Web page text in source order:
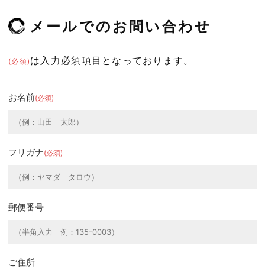
メールでのお問い合わせ
(必須) は入力必須項目となっております。
お名前(必須)
フリガナ(必須)
郵便番号
ご住所